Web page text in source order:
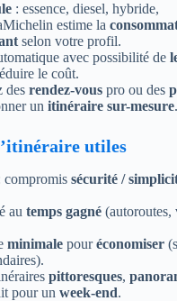
: essence, diesel, hybride,
estime la
selon votre profil.
avec possibilité de
le coût.
des rendez-vous pro ou des
un itinéraire sur-mesure.
utiles
compromis sécurité /
au temps gagné (autoroutes,
minimale pouréconomiser
pittoresques,
pour un week-end.